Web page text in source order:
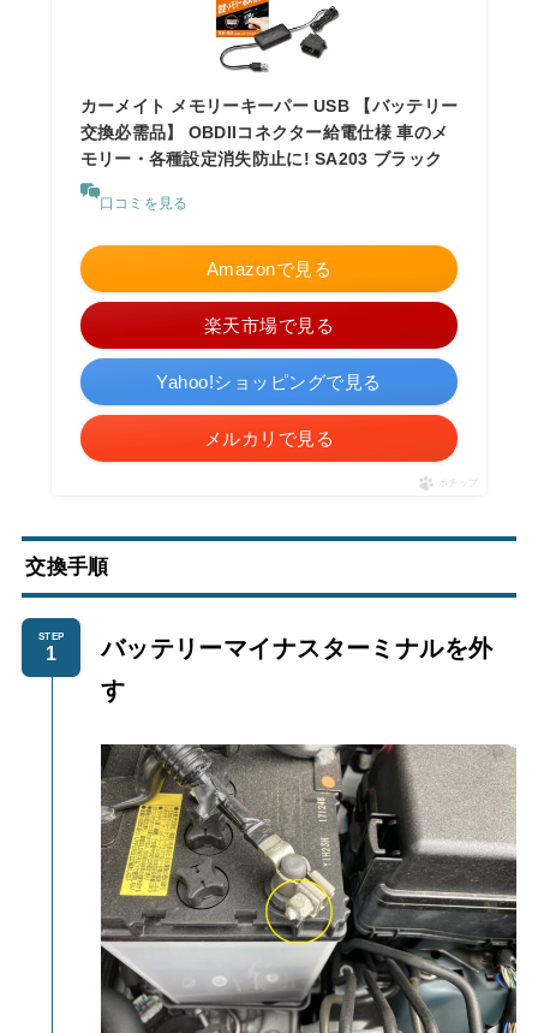
カーメイト メモリーキーパー USB 【バッテリー
交換必需品】 OBDIIコネクター給電仕様 車のメ
モリー・各種設定消失防止に! SA203 ブラック
口コミを見る
Amazonで見る
楽天市場で見る
Yahoo!ショッピングで見る
メルカリで見る
ポチップ
交換手順
STEP
バッテリーマイナスターミナルを外
す